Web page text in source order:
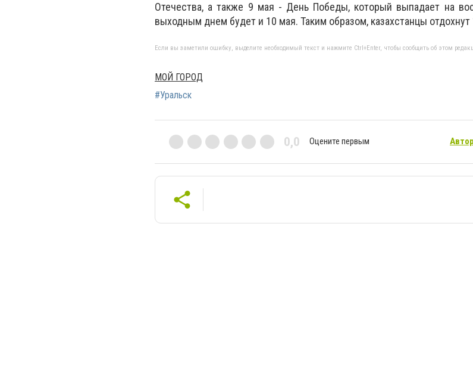
Отечества, а также 9 мая - День Победы, который выпадает на
выходным днем будет и 10 мая. Таким образом, казахстанцы отдохнут
Если вы заметили ошибку, выделите необходимый текст и нажмите Ctrl+Enter, чтобы сообщить об этом
МОЙ ГОРОД
#Уральск
0,0 Оцените первым